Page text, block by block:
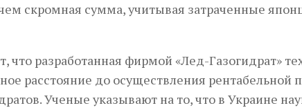
скромная сумма, учитывая затраченные
разработанная фирмой «Лед-Газогидрат»
расстояние до осуществления
Ученые указывают на то, что в Украине